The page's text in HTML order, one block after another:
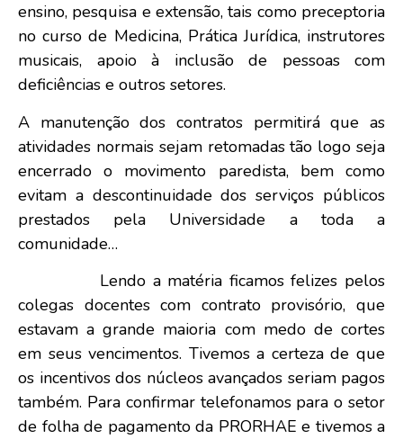
ensino, pesquisa e extensão, tais como preceptoria
no curso de Medicina, Prática Jurídica, instrutores
musicais, apoio à inclusão de pessoas com
deficiências e outros setores.
A manutenção dos contratos permitirá que as
atividades normais sejam retomadas tão logo seja
encerrado o movimento paredista, bem como
evitam a descontinuidade dos serviços públicos
prestados pela Universidade a toda a
comunidade…
Lendo a matéria ficamos felizes pelos
colegas docentes com contrato provisório, que
estavam a grande maioria com medo de cortes
em seus vencimentos. Tivemos a certeza de que
os incentivos dos núcleos avançados seriam pagos
também. Para confirmar telefonamos para o setor
de folha de pagamento da PRORHAE e tivemos a